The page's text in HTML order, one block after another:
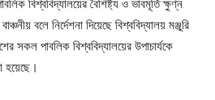
বিশ্ববিদ্যালয়ের বৈশিষ্ট্য ও ভাবমূর্তি ক্ষুণ্ন
বলে নির্দেশনা দিয়েছে বিশ্ববিদ্যালয় মঞ্জুরি
সকল পাবলিক বিশ্ববিদ্যালয়ের উপাচার্যকে
হয়েছে।